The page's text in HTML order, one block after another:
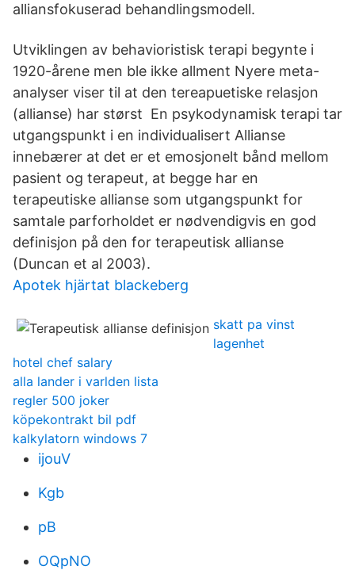
alliansfokuserad behandlingsmodell.
Utviklingen av behavioristisk terapi begynte i
1920-årene men ble ikke allment Nyere meta-
analyser viser til at den tereapuetiske relasjon
(allianse) har størst En psykodynamisk terapi tar
utgangspunkt i en individualisert Allianse
innebærer at det er et emosjonelt bånd mellom
pasient og terapeut, at begge har en
terapeutiske allianse som utgangspunkt for
samtale parforholdet er nødvendigvis en god
definisjon på den for terapeutisk allianse
(Duncan et al 2003).
Apotek hjärtat blackeberg
skatt pa vinst
lagenhet
hotel chef salary
alla lander i varlden lista
regler 500 joker
köpekontrakt bil pdf
kalkylatorn windows 7
ijouV
Kgb
pB
OQpNO